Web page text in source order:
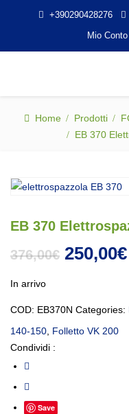
+390290428276
Mio Conto
Home Prodotti
EB 370
EB 370
376,00€ Il
250,00€
In arrivo
COD: EB370N Categories:
140-150, Folletto VK 200
Condividi :
Save